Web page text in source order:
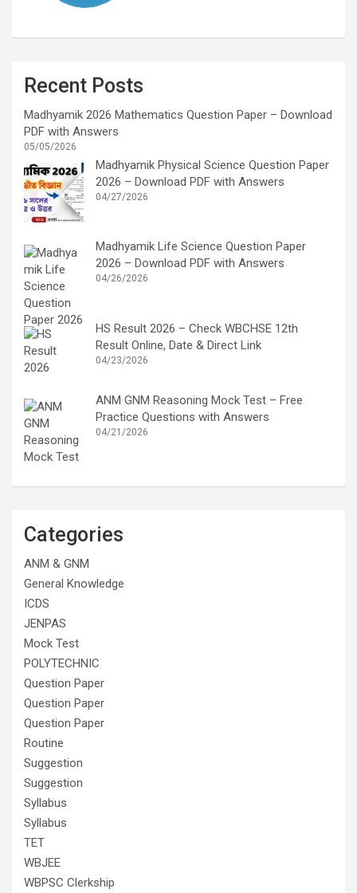
Recent Posts
Madhyamik 2026 Mathematics Question Paper – Download
PDF with Answers
05/05/2026
Madhyamik Physical Science Question Paper
2026 – Download PDF with Answers
04/27/2026
Madhyamik Life Science Question Paper
2026 – Download PDF with Answers
04/26/2026
HS Result 2026 – Check WBCHSE 12th
Result Online, Date & Direct Link
04/23/2026
ANM GNM Reasoning Mock Test – Free
Practice Questions with Answers
04/21/2026
Categories
ANM & GNM
General Knowledge
ICDS
JENPAS
Mock Test
POLYTECHNIC
Question Paper
Question Paper
Question Paper
Routine
Suggestion
Suggestion
Syllabus
Syllabus
TET
WBJEE
WBPSC Clerkship